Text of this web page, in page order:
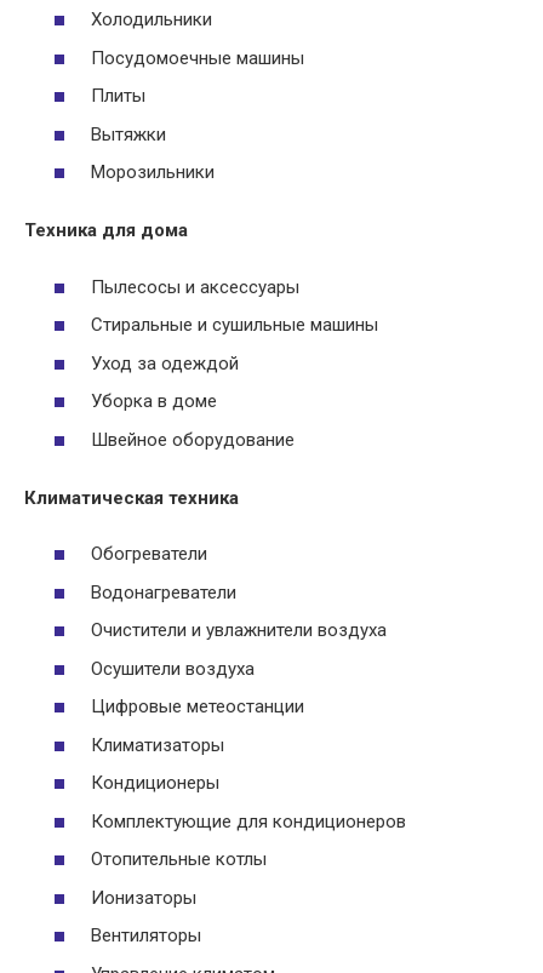
Холодильники
Посудомоечные машины
Плиты
Вытяжки
Морозильники
Техника для дома
Пылесосы и аксессуары
Стиральные и сушильные машины
Уход за одеждой
Уборка в доме
Швейное оборудование
Климатическая техника
Обогреватели
Водонагреватели
Очистители и увлажнители воздуха
Осушители воздуха
Цифровые метеостанции
Климатизаторы
Кондиционеры
Комплектующие для кондиционеров
Отопительные котлы
Ионизаторы
Вентиляторы